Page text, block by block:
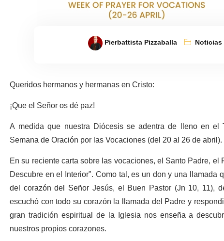
Pierbattista Pizzaballa Noticias
Queridos hermanos y hermanas en Cristo:
¡Que el Señor os dé paz!
A medida que nuestra Diócesis se adentra de lleno en
Semana de Oración por las Vocaciones (del 20 al 26 de abril).
En su reciente carta sobre las vocaciones, el Santo Padre,
Descubre en el Interior". Como tal, es un don y una
del corazón del Señor Jesús, el Buen Pastor (Jn 10, 11),
escuchó con todo su corazón la llamada del Padre y
gran tradición espiritual de la Iglesia nos enseña a
nuestros propios corazones.